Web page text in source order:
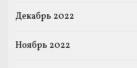
Декабрь 2022
Ноябрь 2022